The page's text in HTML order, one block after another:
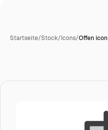
Startseite/Stock/Icons/Offen icon